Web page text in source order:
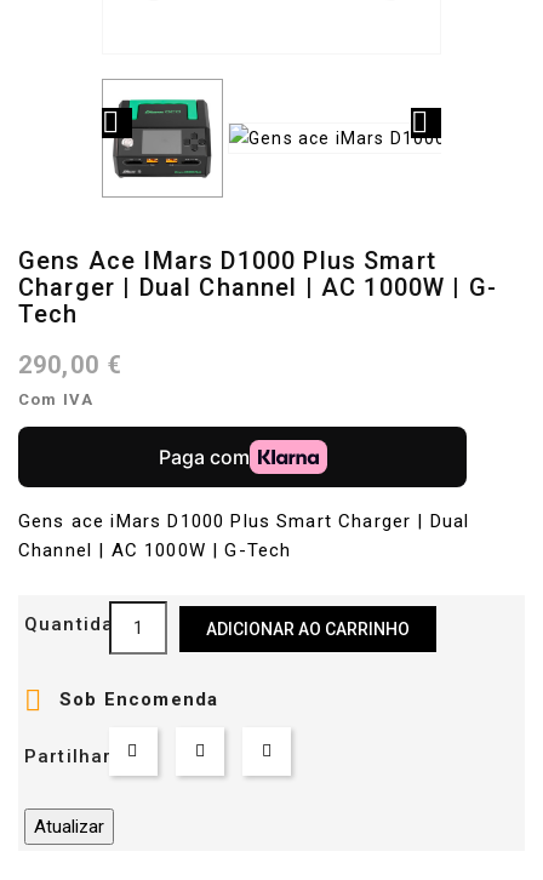
 
Gens Ace IMars D1000 Plus Smart
Charger | Dual Channel | AC 1000W | G-
Tech
290,00 €
Com IVA
Gens ace iMars D1000 Plus Smart Charger | Dual
Channel | AC 1000W | G-Tech
Quantidade ADICIONAR AO CARRINHO
 Sob Encomenda
Partilhar